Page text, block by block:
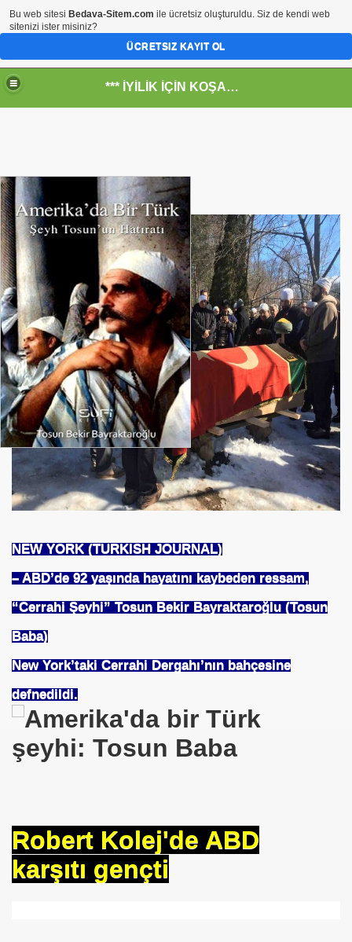
*** İYİLİK İÇİN KOŞANLARIN YERİ***
NEW YORK (TURKISH JOURNAL)
– ABD’de 92 yaşında hayatını kaybeden ressam,
“Cerrahi Şeyhi” Tosun Bekir Bayraktaroğlu (Tosun
Baba)
New York’taki Cerrahi Dergahı’nın bahçesine
defnedildi.
Robert Kolej'de ABD
karşıtı gençti
ULAŞ-İŞ. ***SERVİS VE ULAŞIM ÇALIŞANLARININ,
- HİDROJEN ENERJİ MRK *NASIL ENGELLENDİ* !!!
-Engellenen Mühendis !!!
Halal Food
AS-DER.
TARİHİ MÜZESİ
Bu web sitesi Bedava-Sitem.com ile ücretsiz oluşturuldu. Siz de kendi web
sitenizi ister misiniz?
ÜCRETSIZ KAYIT OL